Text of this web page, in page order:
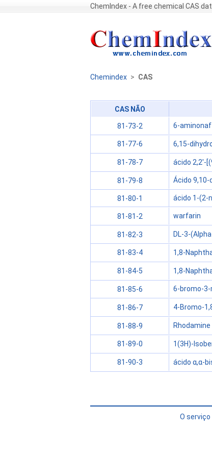
ChemIndex - A free chemical CAS
Chemindex > CAS
CAS NÃO
81-73-2 6-
81-77-6 6,15-
81-78-7 ácido 2,2'-
81-79-8 Ácido
81-80-1 ácido 1-(2-
81-81-2 warfarin
81-82-3 DL-3-
81-83-4 1,8-
81-84-5 1,8-
81-85-6 6-bromo-3-
81-86-7 4-Bromo-
81-88-9 Rhodamine
81-89-0 1(3H)-
81-90-3 ácido α,α-
O